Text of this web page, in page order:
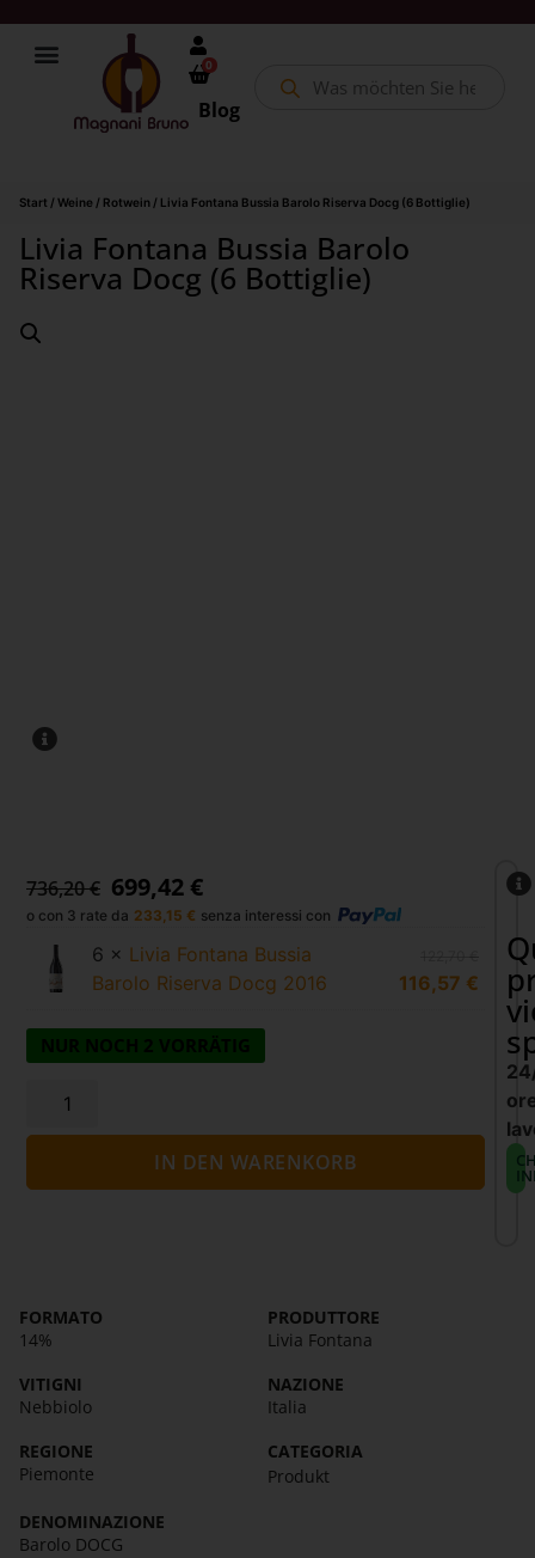
0
Blog
Start / Weine / Rotwein / Livia Fontana Bussia Barolo Riserva Docg (6 Bottiglie)
Livia Fontana Bussia Barolo
Riserva Docg (6 Bottiglie)
736,20€ 699,42 €
o con 3 rate da 233,15 € senza interessi con
6 × Livia Fontana Bussia
Barolo Riserva Docg 2016
116,57 €
NUR NOCH 2 VORRÄTIG
IN DEN WARENKORB
FORMATO
14%
PRODUTTORE
Livia Fontana
VITIGNI
Nebbiolo
NAZIONE
Italia
REGIONE
Piemonte
CATEGORIA
Produkt
DENOMINAZIONE
Barolo DOCG